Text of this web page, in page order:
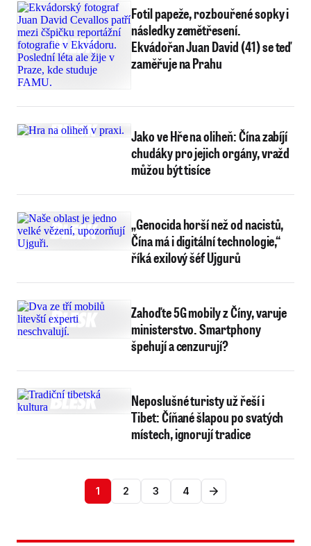
Fotil papeže, rozbouřené sopky i
následky zemětřesení.
Ekvádořan Juan David (41) se teď
zaměřuje na Prahu
Jako ve Hře na oliheň: Čína zabíjí
chudáky pro jejich orgány, vražd
můžou být tisíce
„Genocida horší než od nacistů,
Čína má i digitální technologie,“
říká exilový šéf Ujgurů
Zahoďte 5G mobily z Číny, varuje
ministerstvo. Smartphony
špehují a cenzurují?
Neposlušné turisty už řeší i
Tibet: Číňané šlapou po svatých
místech, ignorují tradice
1 2 3 4